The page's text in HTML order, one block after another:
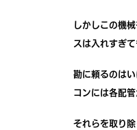
しかしこの機
スは入れすぎ
勘に頼るのは
コンには各配
それらを取り